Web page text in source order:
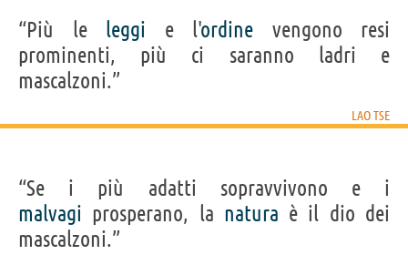
“Più le leggi e l'ordine vengono resi
prominenti, più ci saranno ladri e
mascalzoni.”
LAO TSE
“Se i più adatti sopravvivono e i
malvagi prosperano, la natura è il dio dei
mascalzoni.”